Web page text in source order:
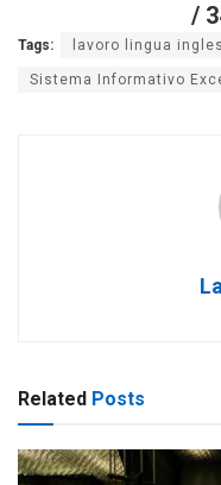
/
Tags: lavoro lingua
Sistema Informativo
Related Posts